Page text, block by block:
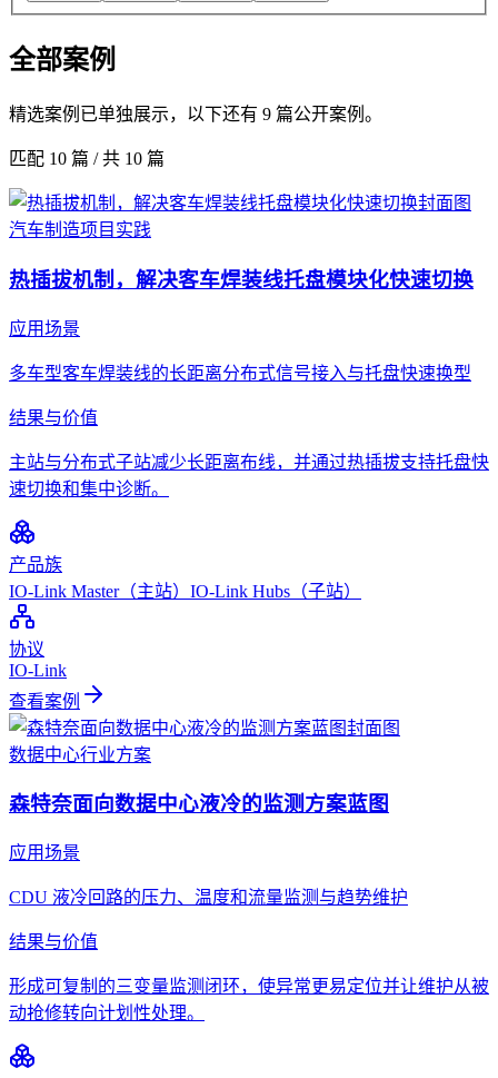
全部案例
精选案例已单独展示，以下还有 9 篇公开案例。
匹配 10 篇 / 共 10 篇
汽车制造项目实践
热插拔机制，解决客车焊装线托盘模块化快速切换
应用场景
多车型客车焊装线的长距离分布式信号接入与托盘快速换型
结果与价值
主站与分布式子站减少长距离布线，并通过热插拔支持托盘快
速切换和集中诊断。
产品族
IO-Link Master（主站） IO-Link Hubs（子站）
协议
IO-Link
查看案例
数据中心行业方案
森特奈面向数据中心液冷的监测方案蓝图
应用场景
CDU 液冷回路的压力、温度和流量监测与趋势维护
结果与价值
形成可复制的三变量监测闭环，使异常更易定位并让维护从被
动抢修转向计划性处理。